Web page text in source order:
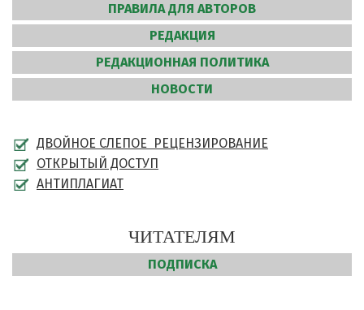
ПРАВИЛА ДЛЯ АВТОРОВ
РЕДАКЦИЯ
РЕДАКЦИОННАЯ ПОЛИТИКА
НОВОСТИ
ДВОЙНОЕ СЛЕПОЕ РЕЦЕНЗИРОВАНИЕ
ОТКРЫТЫЙ ДОСТУП
АНТИПЛАГИАТ
ЧИТАТЕЛЯМ
ПОДПИСКА